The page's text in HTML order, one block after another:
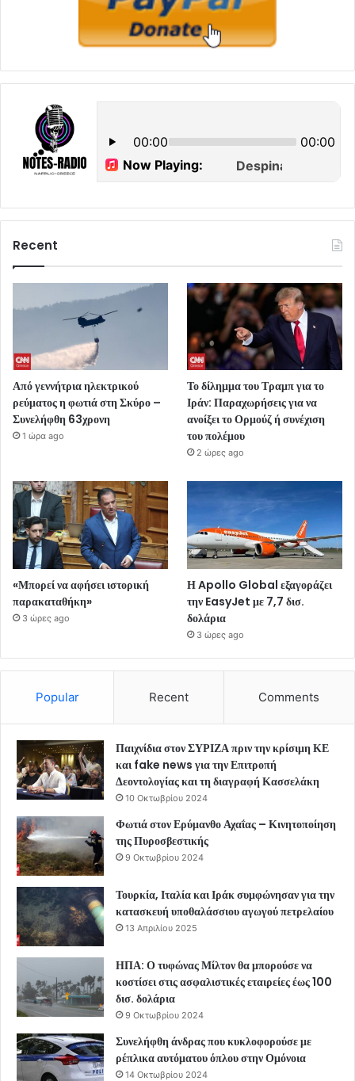
Recent
Από γεννήτρια ηλεκτρικού
ρεύματος η φωτιά στη Σκύρο –
Συνελήφθη 63χρονη
1 ώρα ago
Το δίλημμα του Τραμπ για το
Ιράν: Παραχωρήσεις για να
ανοίξει το Ορμούζ ή συνέχιση
του πολέμου
2 ώρες ago
«Μπορεί να αφήσει ιστορική
παρακαταθήκη»
3 ώρες ago
Η Apollo Global εξαγοράζει
την EasyJet με 7,7 δισ.
δολάρια
3 ώρες ago
Popular Recent Comments
Παιχνίδια στον ΣΥΡΙΖΑ πριν την κρίσιμη ΚΕ
και fake news για την Επιτροπή
Δεοντολογίας και τη διαγραφή Κασσελάκη
10 Οκτωβρίου 2024
Φωτιά στον Ερύμανθο Αχαΐας – Κινητοποίηση
της Πυροσβεστικής
9 Οκτωβρίου 2024
Τουρκία, Ιταλία και Ιράκ συμφώνησαν για την
κατασκευή υποθαλάσσιου αγωγού πετρελαίου
13 Απριλίου 2025
ΗΠΑ: Ο τυφώνας Μίλτον θα μπορούσε να
κοστίσει στις ασφαλιστικές εταιρείες έως 100
δισ. δολάρια
9 Οκτωβρίου 2024
Συνελήφθη άνδρας που κυκλοφορούσε με
ρέπλικα αυτόματου όπλου στην Ομόνοια
14 Οκτωβρίου 2024